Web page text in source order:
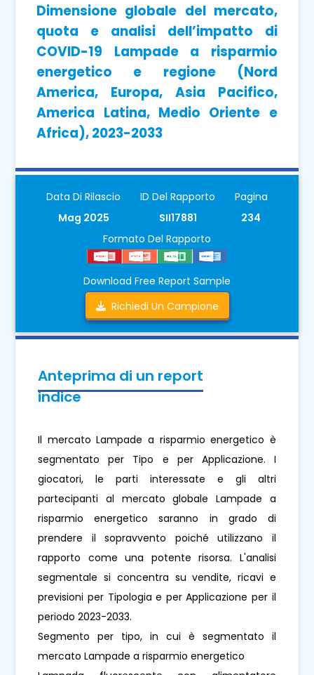
Dimensione globale del mercato,
quota e analisi dell’impatto di
COVID-19 Lampade a risparmio
energetico e regione (Nord
America, Europa, Asia Pacifico,
America Latina, Medio Oriente e
Africa), 2023-2033
Data Di Rilascio
Mag 2025
ID Del Rapporto
SII17881
Pagina
234
Formato Del Rapporto
Download Free Report Sample
Richiedi Un Campione
Anteprima di un report
indice
Il mercato Lampade a risparmio energetico è
segmentato per Tipo e per Applicazione. I
giocatori, le parti interessate e gli altri
partecipanti al mercato globale Lampade a
risparmio energetico saranno in grado di
prendere il sopravvento poiché utilizzano il
rapporto come una potente risorsa. L'analisi
segmentale si concentra su vendite, ricavi e
previsioni per Tipologia e per Applicazione per il
periodo 2023-2033.
Segmento per tipo, in cui è segmentato il
mercato Lampade a risparmio energetico